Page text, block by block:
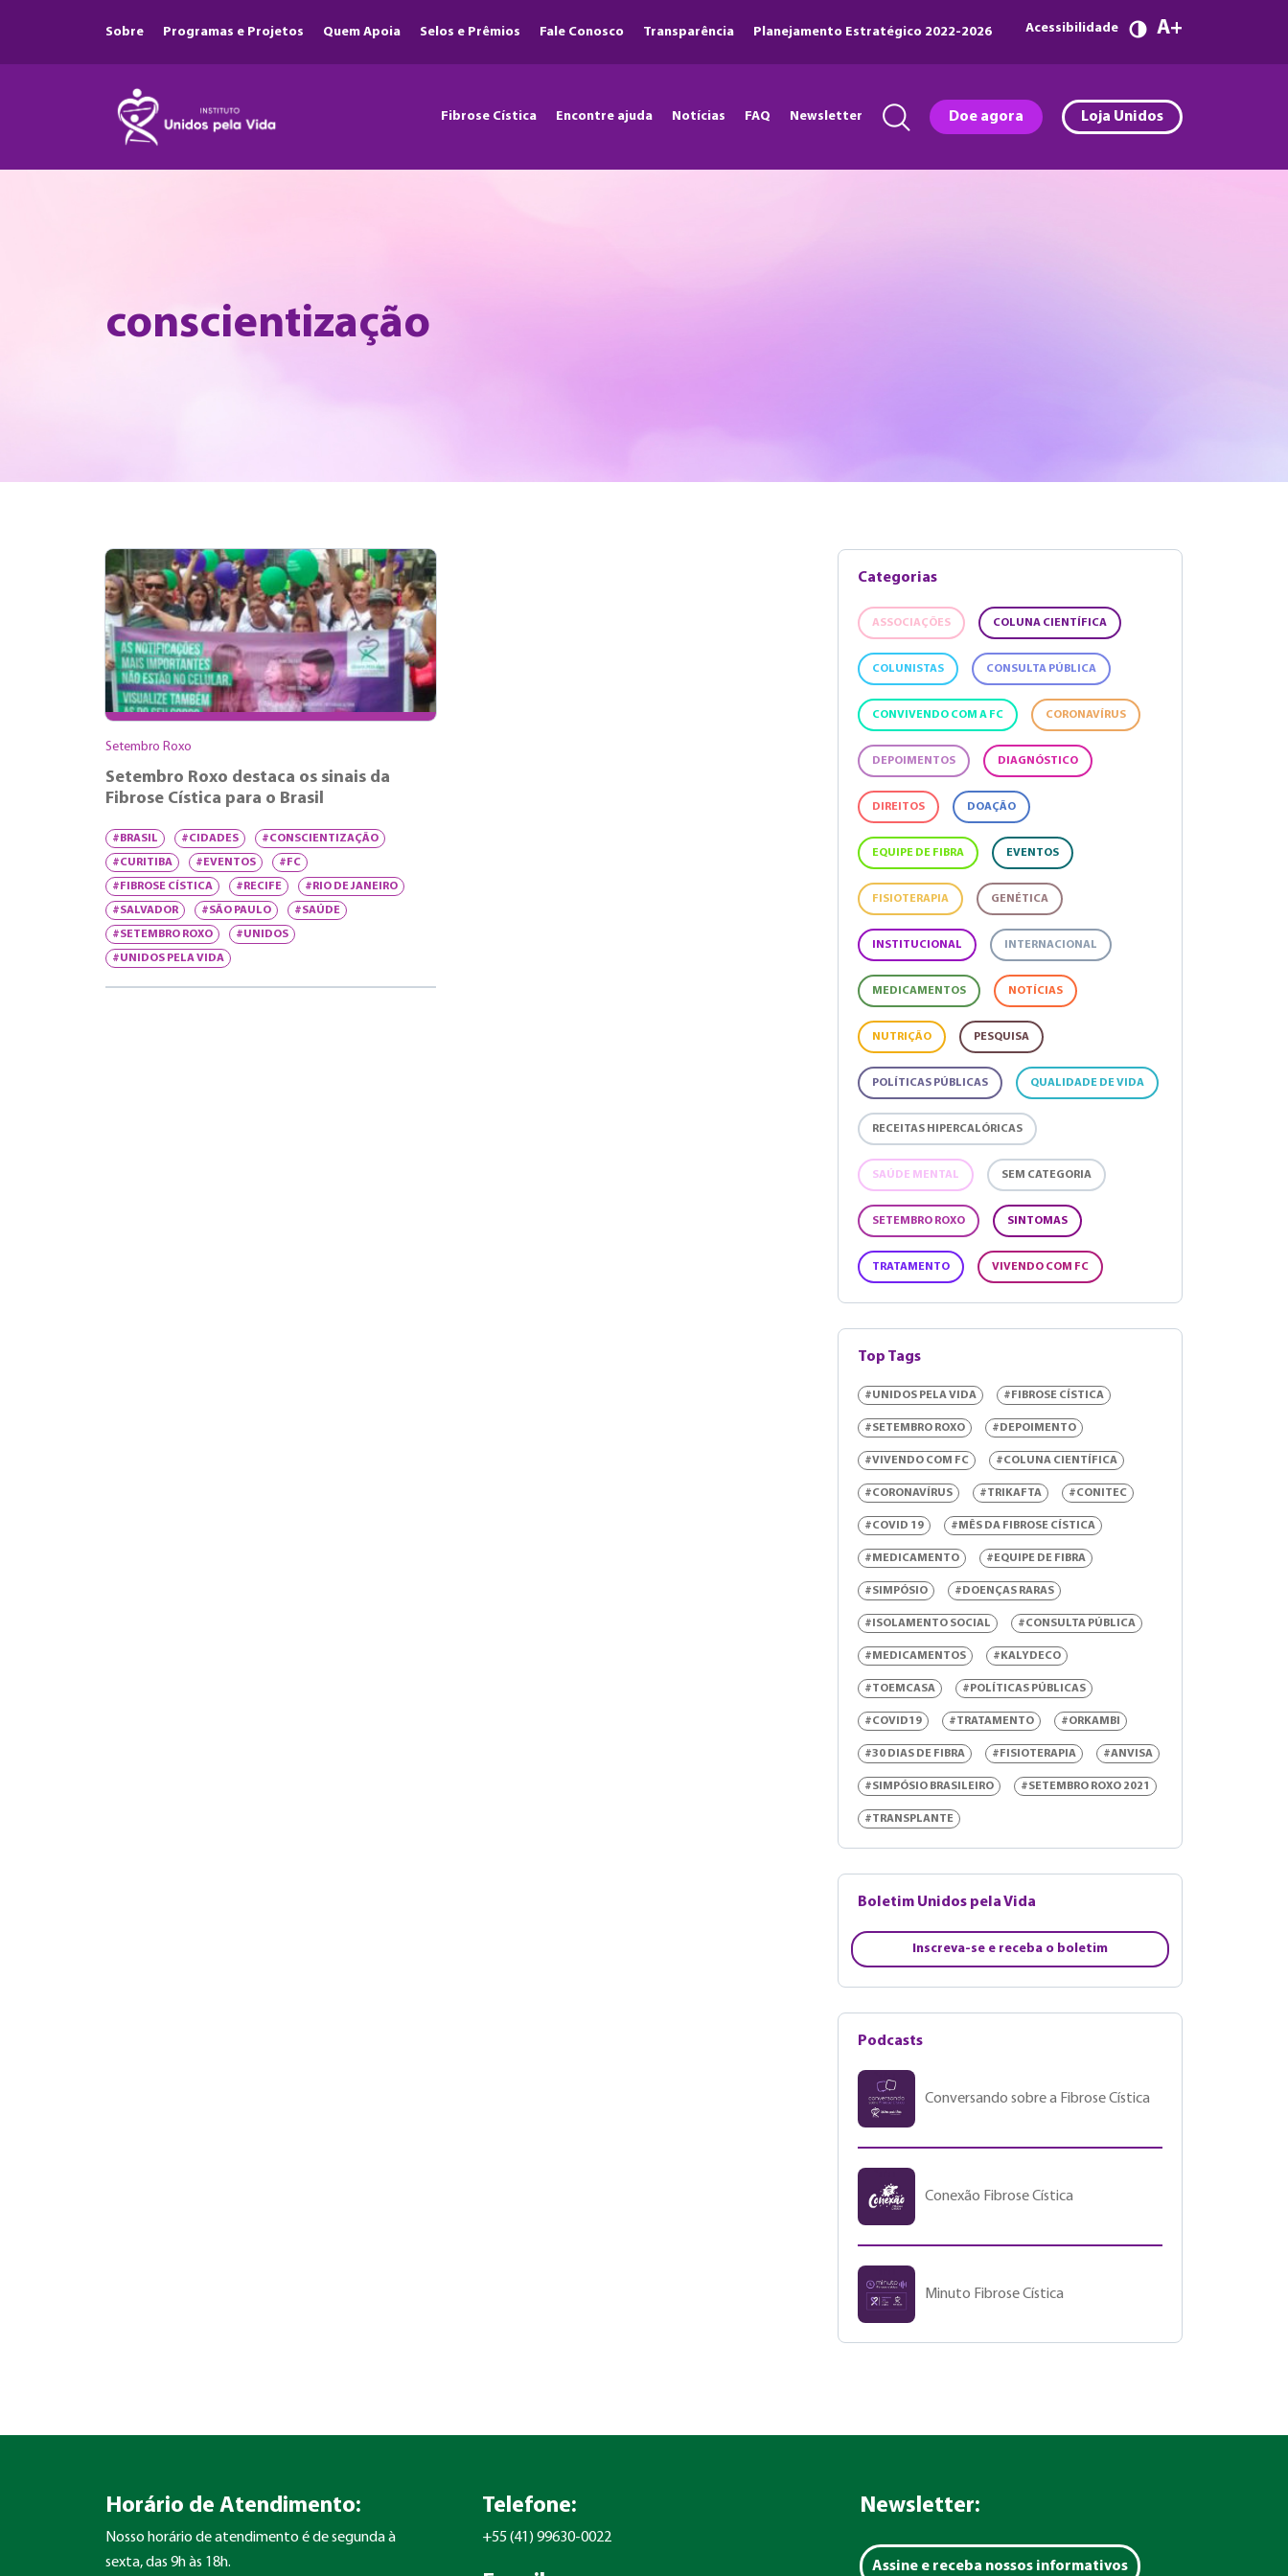
Sobre Programas e Projetos Quem Apoia Selos e Prêmios Fale Conosco Transparência Planejamento Estratégico 2022-2026 Acessibilidade A
Fibrose Cística Encontre ajuda Notícias FAQ Newsletter Doe agora Loja Unidos
conscientização
Setembro Roxo
Setembro Roxo destaca os sinais da
Fibrose Cística para o Brasil
#BRASIL #CIDADES #CONSCIENTIZAÇÃO
#CURITIBA #EVENTOS #FC
#FIBROSE CÍSTICA #RECIFE #RIO DE JANEIRO
#SALVADOR #SÃO PAULO #SAÚDE
#SETEMBRO ROXO #UNIDOS
#UNIDOS PELA VIDA
Categorias
ASSOCIAÇÕES COLUNA CIENTÍFICA
COLUNISTAS CONSULTA PÚBLICA
CONVIVENDO COM A FC CORONAVÍRUS
DEPOIMENTOS DIAGNÓSTICO
DIREITOS DOAÇÃO
EQUIPE DE FIBRA EVENTOS
FISIOTERAPIA GENÉTICA
INSTITUCIONAL INTERNACIONAL
MEDICAMENTOS NOTÍCIAS
NUTRIÇÃO PESQUISA
POLÍTICAS PÚBLICAS QUALIDADE DE VIDA
RECEITAS HIPERCALÓRICAS
SAÚDE MENTAL SEM CATEGORIA
SETEMBRO ROXO SINTOMAS
TRATAMENTO VIVENDO COM FC
Top Tags
#UNIDOS PELA VIDA #FIBROSE CÍSTICA
#SETEMBRO ROXO #DEPOIMENTO
#VIVENDO COM FC #COLUNA CIENTÍFICA
#CORONAVÍRUS #TRIKAFTA #CONITEC
#COVID 19 #MÊS DA FIBROSE CÍSTICA
#MEDICAMENTO #EQUIPE DE FIBRA
#SIMPÓSIO #DOENÇAS RARAS
#ISOLAMENTO SOCIAL #CONSULTA PÚBLICA
#MEDICAMENTOS #KALYDECO
#TOEMCASA #POLÍTICAS PÚBLICAS
#COVID19 #TRATAMENTO #ORKAMBI
#30 DIAS DE FIBRA #FISIOTERAPIA #ANVISA
#SIMPÓSIO BRASILEIRO #SETEMBRO ROXO 2021
#TRANSPLANTE
Boletim Unidos pela Vida
Inscreva-se e receba o boletim
Podcasts
Conversando sobre a Fibrose Cística
Conexão Fibrose Cística
Minuto Fibrose Cística
Horário de Atendimento:
Nosso horário de atendimento é de segunda à
sexta, das 9h às 18h.
Telefone:
+55 (41) 99630-0022
Newsletter:
Assine e receba nossos informativos